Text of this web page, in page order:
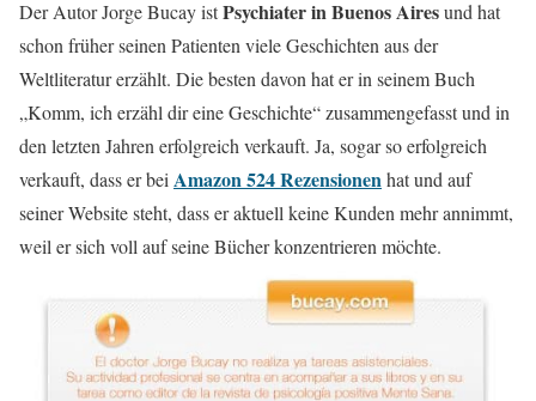
Der Autor Jorge Bucay istPsychiater in Buenos Airesund hat
schon früher seinen Patienten viele Geschichten aus der
Weltliteratur erzählt. Die besten davon hat er in seinem Buch
„Komm, ich erzähl dir eine Geschichte“ zusammengefasst und in
den letzten Jahren erfolgreich verkauft. Ja, sogar so erfolgreich
verkauft, dass er bei Amazon 524 Rezensionenhat und auf
seiner Website steht, dass er aktuell keine Kunden mehr annimmt,
weil er sich voll auf seine Bücher konzentrieren möchte.